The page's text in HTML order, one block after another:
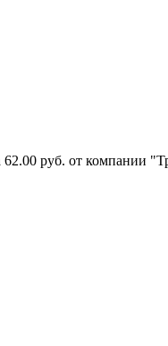
руб. от компании